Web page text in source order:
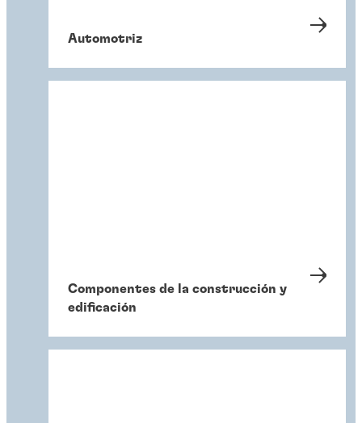
Automotriz
Componentes de la construcción y
edificación